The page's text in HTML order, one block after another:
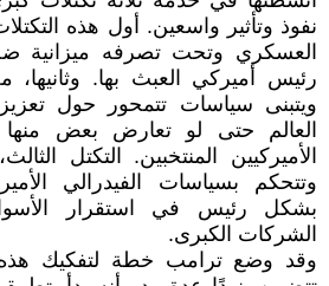
نفوذ وتأثير واسعين. أول هذه
العسكري وتحت تصرفه ميزانية
رئيس أميركي العبث بها. وثانيها،
ويتبنى سياسات تتمحور حول
العالم حتى لو تعارض بعض
الأميركيين المنتخبين. التكتل
وتتحكم بسياسات الفيدرالي
بشكل رئيس في استقرار
الشركات الكبرى.